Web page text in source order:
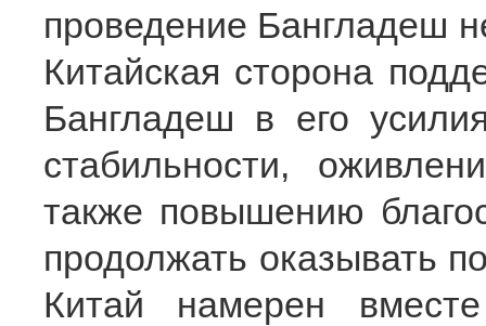
проведение Бангладеш
Китайская сторона
Бангладеш в его
стабильности,
также повышению
продолжать оказывать
Китай намерен